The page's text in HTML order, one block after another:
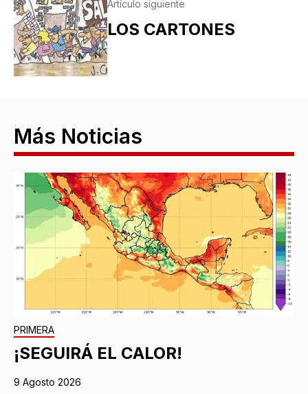
Artículo siguiente
LOS CARTONES
Más Noticias
PRIMERA
¡SEGUIRÁ EL CALOR!
9 Agosto 2026